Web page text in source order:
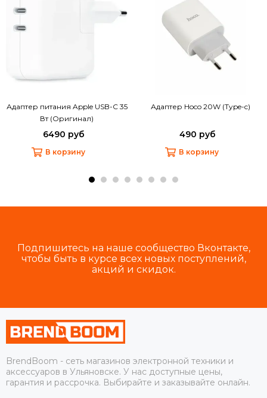
Адаптер питания Apple USB-C 35
Вт (Оригинал)
6490 руб
В корзину
Адаптер Hoco 20W (Type-c)
490 руб
В корзину
Подпишитесь на наше сообщество Вконтакте,
чтобы быть в курсе всех новых поступлений,
акций и скидок.
BrendBoom - сеть магазинов электронной техники и
аксессуаров в Ульяновске. У нас доступные цены,
гарантия и рассрочка. Выбирайте и заказывайте онлайн.